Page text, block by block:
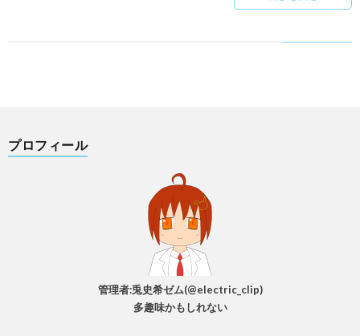
プロフィール
管理者:兎史希ゼム(@electric_clip)
多趣味かもしれない